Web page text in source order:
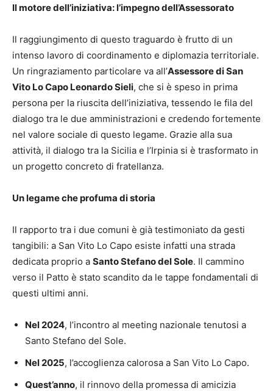
Il motore dell’iniziativa: l’impegno dell’Assessorato
Il raggiungimento di questo traguardo è frutto di un
intenso lavoro di coordinamento e diplomazia territoriale.
Un ringraziamento particolare va all’Assessore di San
Vito Lo Capo Leonardo Sieli, che si è speso in prima
persona per la riuscita dell’iniziativa, tessendo le fila del
dialogo tra le due amministrazioni e credendo fortemente
nel valore sociale di questo legame. Grazie alla sua
attività, il dialogo tra la Sicilia e l’Irpinia si è trasformato in
un progetto concreto di fratellanza.
Un legame che profuma di storia
Il rapporto tra i due comuni è già testimoniato da gesti
tangibili: a San Vito Lo Capo esiste infatti una strada
dedicata proprio a Santo Stefano del Sole. Il cammino
verso il Patto è stato scandito da le tappe fondamentali di
questi ultimi anni.
Nel 2024, l’incontro al meeting nazionale tenutosi a
Santo Stefano del Sole.
Nel 2025, l’accoglienza calorosa a San Vito Lo Capo.
Quest’anno, il rinnovo della promessa di amicizia